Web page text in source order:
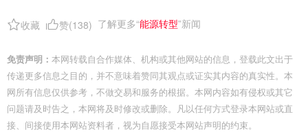
收藏 赞(138) 了解更多“能源转型”新闻
免责声明： 本网转载自合作媒体、机构或其他网站的信息，登载此文出于
传递更多信息之目的，并不意味着赞同其观点或证实其内容的真实性。本
网所有信息仅供参考，不做交易和服务的根据。本网内容如有侵权或其它
问题请及时告之，本网将及时修改或删除。凡以任何方式登录本网站或直
接、间接使用本网站资料者，视为自愿接受本网站声明的约束。